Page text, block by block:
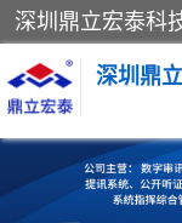
深圳鼎
同步录音录像